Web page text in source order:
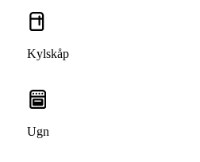
Kylskåp
Ugn